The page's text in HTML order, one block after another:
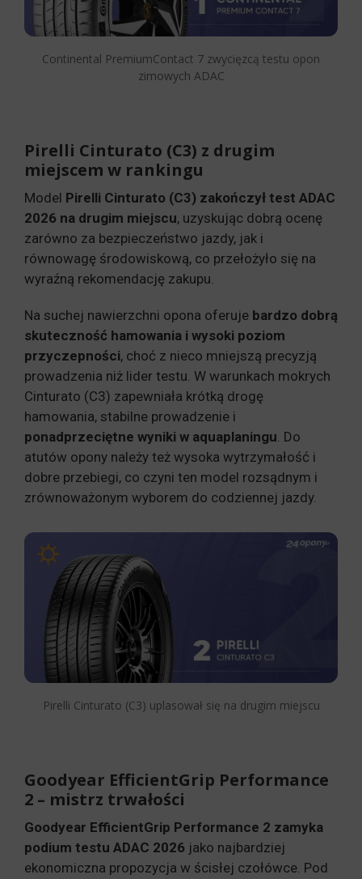
Continental PremiumContact 7 zwycięzcą testu opon
zimowych ADAC
Pirelli Cinturato (C3) z drugim
miejscem w rankingu
Model Pirelli Cinturato (C3) zakończył test ADAC
2026 na drugim miejscu, uzyskując dobrą ocenę
zarówno za bezpieczeństwo jazdy, jak i
równowagę środowiskową, co przełożyło się na
wyraźną rekomendację zakupu.
Na suchej nawierzchni opona oferuje bardzo dobrą
skuteczność hamowania i wysoki poziom
przyczepności, choć z nieco mniejszą precyzją
prowadzenia niż lider testu. W warunkach mokrych
Cinturato (C3) zapewniała krótką drogę
hamowania, stabilne prowadzenie i
ponadprzeciętne wyniki w aquaplaningu . Do
atutów opony należy też wysoka wytrzymałość i
dobre przebiegi, co czyni ten model rozsądnym i
zrównoważonym wyborem do codziennej jazdy.
Pirelli Cinturato (C3) uplasował się na drugim miejscu
Goodyear EfficientGrip Performance
2 – mistrz trwałości
Goodyear EfficientGrip Performance 2 zamyka
podium testu ADAC 2026 jako najbardziej
ekonomiczna propozycja w ścisłej czołówce. Pod